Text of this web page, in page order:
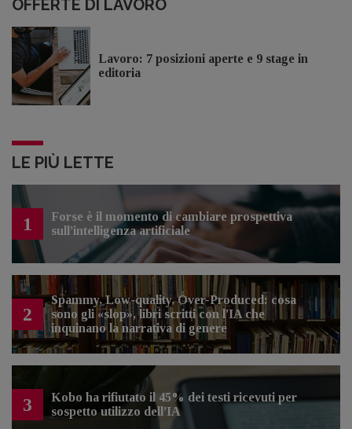
OFFERTE DI LAVORO
Lavoro: 7 posizioni aperte e 9 stage in
editoria
LE PIÙ LETTE
1
Forse è il momento di cambiare prospettiva
sull’intelligenza artificiale
2
Spammy, Low-quality, Over-Produced: cosa
sono gli «slop», libri scritti con l'IA che
inquinano la narrativa di genere
3
Kobo ha rifiutato il 45% dei testi ricevuti per
sospetto utilizzo dell’IA